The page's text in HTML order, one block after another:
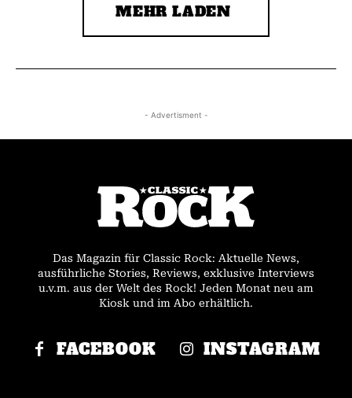
MEHR LADEN
- Advertisment -
Das Magazin für Classic Rock: Aktuelle News,
ausführliche Stories, Reviews, exklusive Interviews
u.v.m. aus der Welt des Rock! Jeden Monat neu am
Kiosk und im Abo erhältlich.
FACEBOOK INSTAGRAM